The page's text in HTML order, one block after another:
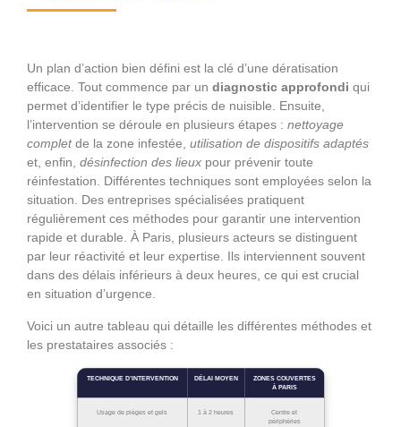
Un plan d’action bien défini est la clé d’une dératisation
efficace. Tout commence par un diagnostic approfondi qui
permet d’identifier le type précis de nuisible. Ensuite,
l’intervention se déroule en plusieurs étapes : nettoyage
completde la zone infestée, utilisation de dispositifs adaptés
et, enfin, désinfection des lieux pour prévenir toute
réinfestation. Différentes techniques sont employées selon la
situation. Des entreprises spécialisées pratiquent
régulièrement ces méthodes pour garantir une intervention
rapide et durable. À Paris, plusieurs acteurs se distinguent
par leur réactivité et leur expertise. Ils interviennent souvent
dans des délais inférieurs à deux heures, ce qui est crucial
en situation d’urgence.
Voici un autre tableau qui détaille les différentes méthodes et
les prestataires associés :
TECHNIQUE D’INTERVENTION DÉLAI MOYEN
ZONES COUVERTES
À PARIS
Usage de pièges et gels 1 à 2 heures
Centre et
périphéries